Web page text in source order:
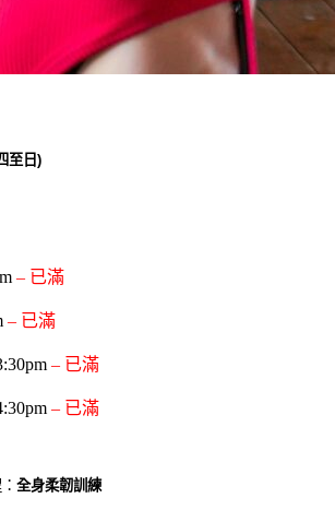
至日 )
– 已滿
– 已滿
– 已滿
– 已滿
全身柔韌訓練